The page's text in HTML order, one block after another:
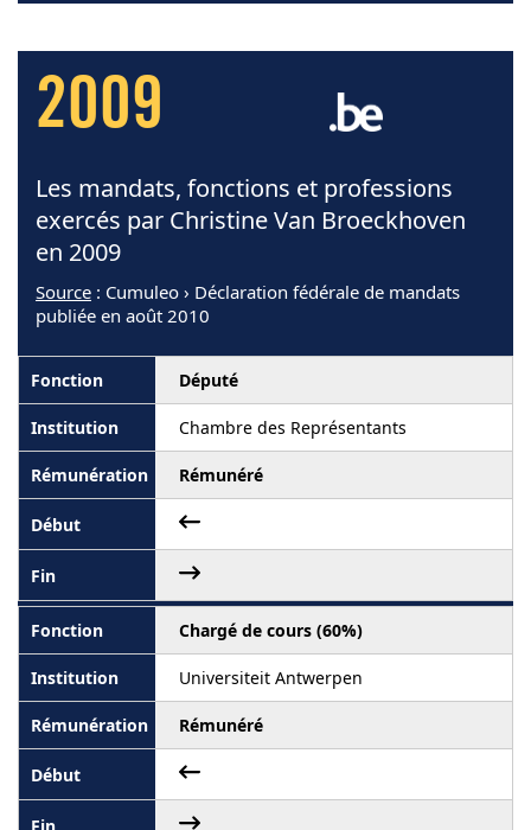
2009
Les mandats, fonctions et professions
exercés par Christine Van Broeckhoven
en 2009
Source : Cumuleo › Déclaration fédérale de mandats
publiée en août 2010
Député
Chambre des Représentants
Rémunéré
Chargé de cours (60%)
Universiteit Antwerpen
Rémunéré